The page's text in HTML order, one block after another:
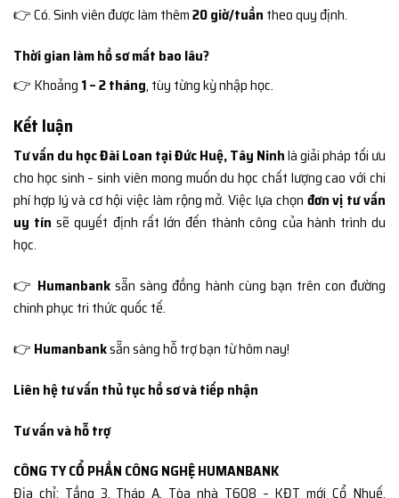
👉 Có. Sinh viên được làm thêm20 giờ/tuần theo quy định.
Thời gian làm hồ sơ mất bao lâu?
👉 Khoảng 1 – 2 tháng, tùy từng kỳ nhập học.
Kết luận
Tư vấn du học Đài Loan tại Đức Huệ, Tây Ninhlà giải pháp tối ưu
cho học sinh – sinh viên mong muốn du học chất lượng cao với chi
phí hợp lý và cơ hội việc làm rộng mở. Việc lựa chọn đơn vị tư vấn
uy tín sẽ quyết định rất lớn đến thành công của hành trình du
học.
👉 Humanbank sẵn sàng đồng hành cùng bạn trên con đường
chinh phục tri thức quốc tế.
👉 Humanbanksẵn sàng hỗ trợ bạn từ hôm nay!
Liên hệ tư vấn thủ tục hồ sơ và tiếp nhận
Tư vấn và hỗ trợ
CÔNG TY CỔ PHẦN CÔNG NGHỆ HUMANBANK
Địa chỉ: Tầng 3, Tháp A, Tòa nhà T608 – KĐT mới Cổ Nhuế,